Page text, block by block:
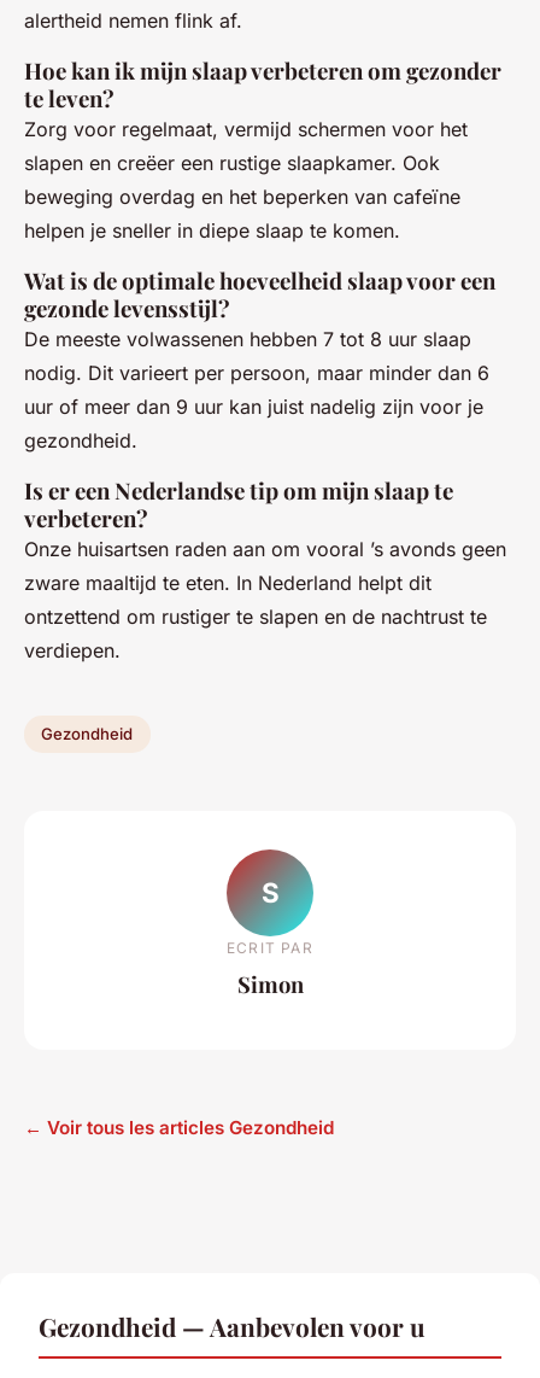
alertheid nemen flink af.
Hoe kan ik mijn slaap verbeteren om gezonder
te leven?
Zorg voor regelmaat, vermijd schermen voor het
slapen en creëer een rustige slaapkamer. Ook
beweging overdag en het beperken van cafeïne
helpen je sneller in diepe slaap te komen.
Wat is de optimale hoeveelheid slaap voor een
gezonde levensstijl?
De meeste volwassenen hebben 7 tot 8 uur slaap
nodig. Dit varieert per persoon, maar minder dan 6
uur of meer dan 9 uur kan juist nadelig zijn voor je
gezondheid.
Is er een Nederlandse tip om mijn slaap te
verbeteren?
Onze huisartsen raden aan om vooral ’s avonds geen
zware maaltijd te eten. In Nederland helpt dit
ontzettend om rustiger te slapen en de nachtrust te
verdiepen.
Gezondheid
S
ECRIT PAR
Simon
← Voir tous les articles Gezondheid
Gezondheid — Aanbevolen voor u